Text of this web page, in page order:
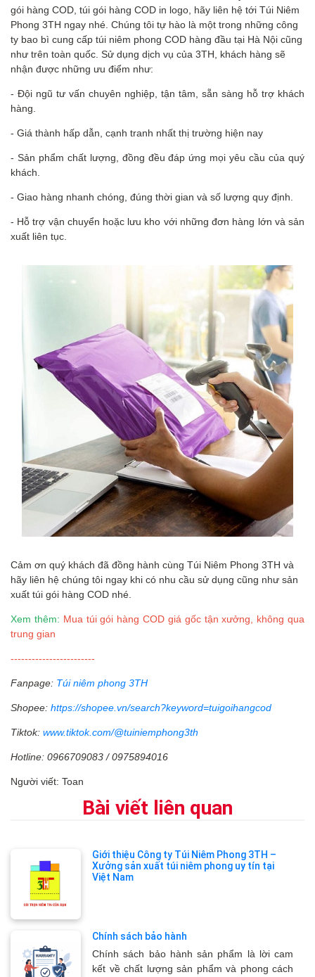
gói hàng COD, túi gói hàng COD in logo, hãy liên hệ tới Túi Niêm
Phong 3TH ngay nhé. Chúng tôi tự hào là một trong những công
ty bao bì cung cấp túi niêm phong COD hàng đầu tại Hà Nội cũng
như trên toàn quốc. Sử dụng dịch vụ của 3TH, khách hàng sẽ
nhận được những ưu điểm như:
- Đội ngũ tư vấn chuyên nghiệp, tận tâm, sẵn sàng hỗ trợ khách
hàng.
- Giá thành hấp dẫn, cạnh tranh nhất thị trường hiện nay
- Sản phẩm chất lượng, đồng đều đáp ứng mọi yêu cầu của quý
khách.
- Giao hàng nhanh chóng, đúng thời gian và số lượng quy định.
- Hỗ trợ vận chuyển hoặc lưu kho với những đơn hàng lớn và sản
xuất liên tục.
Cảm ơn quý khách đã đồng hành cùng Túi Niêm Phong 3TH và
hãy liên hệ chúng tôi ngay khi có nhu cầu sử dụng cũng như sản
xuất túi gói hàng COD nhé.
Xem thêm: Mua túi gói hàng COD giá gốc tận xưởng, không qua
trung gian
------------------------
Fanpage: Túi niêm phong 3TH
Shopee: https://shopee.vn/search?keyword=tuigoihangcod
Tiktok: www.tiktok.com/@tuiniemphong3th
Hotline: 0966709083 / 0975894016
Người viết: Toan
Bài viết liên quan
Giới thiệu Công ty Túi Niêm Phong 3TH –
Xưởng sản xuất túi niêm phong uy tín tại
Việt Nam
Chính sách bảo hành
Chính sách bảo hành sản phẩm là lời cam
kết về chất lượng sản phẩm và phong cách